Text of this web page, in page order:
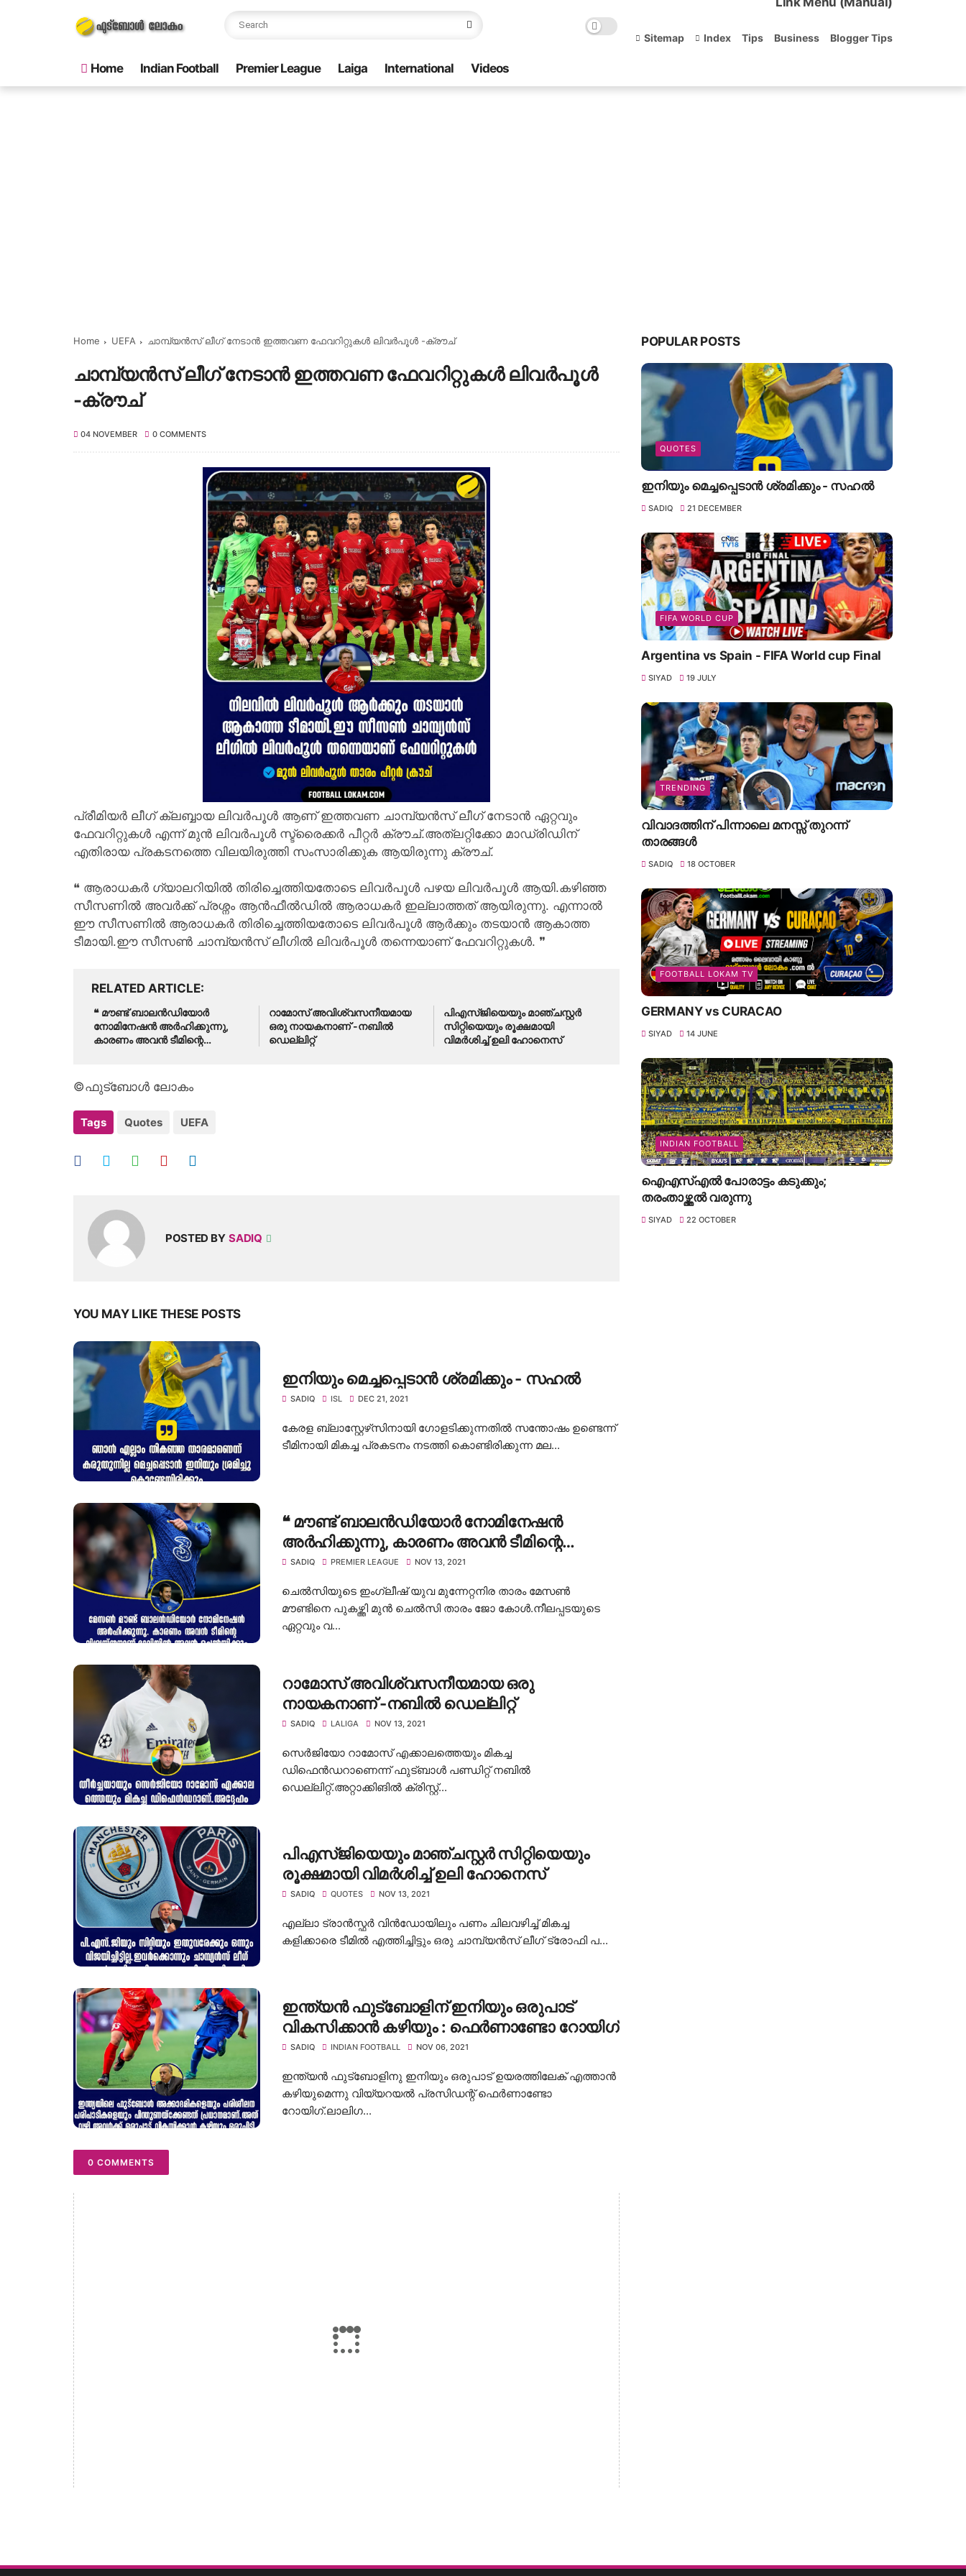
Sitemap Index Tips Business Blogger Tips
Home Indian Football Premier League Laiga International Videos
Home UEFA ചാമ്പ്യൻസ് ലീഗ് നേടാൻ ഇത്തവണ ഫേവറിറ്റുകൾ ലിവർപൂൾ -ക്രൗച്
ചാമ്പ്യൻസ് ലീഗ് നേടാൻ ഇത്തവണ ഫേവറിറ്റുകൾ ലിവർപൂൾ
-ക്രൗച്
04 NOVEMBER 0 COMMENTS
പ്രീമിയർ ലീഗ് ക്ലബ്ബായ ലിവർപൂൾ ആണ് ഇത്തവണ ചാമ്പ്യൻസ് ലീഗ് നേടാൻ ഏറ്റവും
ഫേവറിറ്റുകൾ എന്ന് മുൻ ലിവർപൂൾ സ്ട്രൈക്കർ പീറ്റർ ക്രൗച്.അത്ലറ്റിക്കോ മാഡ്രിഡിന്
എതിരായ പ്രകടനത്തെ വിലയിരുത്തി സംസാരിക്കുക ആയിരുന്നു ക്രൗച്.
❝ ആരാധകർ ഗ്യാലറിയിൽ തിരിച്ചെത്തിയതോടെ ലിവർപൂൾ പഴയ ലിവർപൂൾ ആയി.കഴിഞ്ഞ
സീസണിൽ അവർക്ക് പ്രശ്നം ആൻഫീൽഡിൽ ആരാധകർ ഇല്ലാത്തത് ആയിരുന്നു. എന്നാൽ
ഈ സീസണിൽ ആരാധകർ തിരിച്ചെത്തിയതോടെ ലിവർപൂൾ ആർക്കും തടയാൻ ആകാത്ത
ടീമായി.ഈ സീസൺ ചാമ്പ്യൻസ് ലീഗിൽ ലിവർപൂൾ തന്നെയാണ് ഫേവറിറ്റുകൾ. ❞
RELATED ARTICLE
❝ മൗണ്ട് ബാലൻഡിയോർ
നോമിനേഷൻ അർഹിക്കുന്നു,
കാരണം അവൻ ടീമിന്റെ
റാമോസ് അവിശ്വസനീയമായ
ഒരു നായകനാണ് -നബിൽ
ഡെല്ലിറ്റ്
പിഎസ്ജിയെയും മാഞ്ചസ്റ്റർ
സിറ്റിയെയും രൂക്ഷമായി
വിമർശിച്ച് ഉലി ഹോനെസ്
©ഫുട്ബോൾ ലോകം
Tags Quotes UEFA
POSTED BY SADIQ
YOU MAY LIKE THESE POSTS
ഇനിയും മെച്ചപ്പെടാൻ ശ്രമിക്കും - സഹൽ
SADIQ ISL DEC 21, 2021
കേരള ബ്ലാസ്റ്റേഴ്‌സിനായി ഗോളടിക്കുന്നതിൽ സന്തോഷം ഉണ്ടെന്ന്
ടീമിനായി മികച്ച പ്രകടനം നടത്തി കൊണ്ടിരിക്കുന്ന മല...
❝ മൗണ്ട് ബാലൻഡിയോർ നോമിനേഷൻ
അർഹിക്കുന്നു, കാരണം അവൻ ടീമിന്റെ
വിശ്വസ്തനാണ് ❞: ജോ കോൾ
SADIQ PREMIER LEAGUE NOV 13, 2021
ചെൽസിയുടെ ഇംഗ്ലീഷ് യുവ മുന്നേറ്റനിര താരം മേസൺ
മൗണ്ടിനെ പുകഴ്ത്തി മുൻ ചെൽസി താരം ജോ കോൾ.നീലപ്പടയുടെ
ഏറ്റവും വ...
റാമോസ് അവിശ്വസനീയമായ ഒരു
നായകനാണ് -നബിൽ ഡെല്ലിറ്റ്
SADIQ LALIGA NOV 13, 2021
സെർജിയോ റാമോസ് എക്കാലത്തെയും മികച്ച
ഡിഫെൻഡറാണെന്ന് ഫുട്ബാൾ പണ്ഡിറ്റ് നബിൽ
ഡെല്ലിറ്റ്.അറ്റാക്കിങിൽ ക്രിസ്റ്റ്...
പിഎസ്ജിയെയും മാഞ്ചസ്റ്റർ സിറ്റിയെയും
രൂക്ഷമായി വിമർശിച്ച് ഉലി ഹോനെസ്
SADIQ QUOTES NOV 13, 2021
എല്ലാ ട്രാൻസ്ഫർ വിൻഡോയിലും പണം ചിലവഴിച്ച് മികച്ച
കളിക്കാരെ ടീമിൽ എത്തിച്ചിട്ടും ഒരു ചാമ്പ്യൻസ് ലീഗ് ട്രോഫി പ...
ഇന്ത്യൻ ഫുട്ബോളിന് ഇനിയും ഒരുപാട്
വികസിക്കാൻ കഴിയും : ഫെർണാണ്ടോ റോയിഗ്
SADIQ INDIAN FOOTBALL NOV 06, 2021
ഇന്ത്യൻ ഫുട്ബോളിനു ഇനിയും ഒരുപാട് ഉയരത്തിലേക് എത്താൻ
കഴിയുമെന്നു വിയ്യറയൽ പ്രസിഡന്റ്‌ ഫെർണാണ്ടോ
റോയിഗ്.ലാലിഗ...
0 COMMENTS
POPULAR POSTS
QUOTES
ഇനിയും മെച്ചപ്പെടാൻ ശ്രമിക്കും - സഹൽ
SADIQ 21 DECEMBER
FIFA WORLD CUP
Argentina vs Spain - FIFA World cup Final
SIYAD 19 JULY
TRENDING
വിവാദത്തിന് പിന്നാലെ മനസ്സ് തുറന്ന്
താരങ്ങൾ
SADIQ 18 OCTOBER
FOOTBALL LOKAM TV
GERMANY vs CURACAO
SIYAD 14 JUNE
INDIAN FOOTBALL
ഐഎസ്എൽ പോരാട്ടം കടുക്കും;
തരംതാഴ്ത്തൽ വരുന്നു
SIYAD 22 OCTOBER